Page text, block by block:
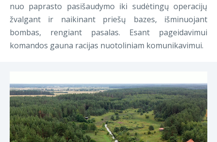
nuo paprasto pasišaudymo iki sudėtingų operacijų
žvalgant ir naikinant priešų bazes, išminuojant
bombas, rengiant pasalas. Esant pageidavimui
komandos gauna racijas nuotoliniam komunikavimui.